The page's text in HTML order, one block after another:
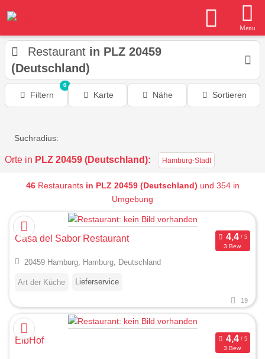
Menu
Restaurant in PLZ 20459
(Deutschland)
Filtern
0
Karte Nähe Sortieren
Suchradius:
Orte in PLZ 20459 (Deutschland): Hamburg-Stadt
46Restaurants in PLZ 20459 (Deutschland) und 354 in
Umgebung
Casa del Sabor Restaurant
3 Bew.
20459 Hamburg, Hamburg, Deutschland
Art der Küche Lieferservice
19
ElbHof
3 Bew.